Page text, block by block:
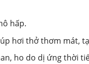
hấp.
hơi thở thơm mát,
ho do dị ứng thời